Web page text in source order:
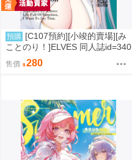
預購 [C107預約][小竣的賣場][み
ことのり！]ELVES 同人誌id=340
售價 280